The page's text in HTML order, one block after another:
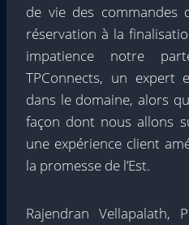
de vie des
réservation à la
impatience notre
TPConnects, un expert
dans le domaine, alors
façon dont nous allons
une expérience client
la promesse de l’Est.
Rajendran Vellapalath,